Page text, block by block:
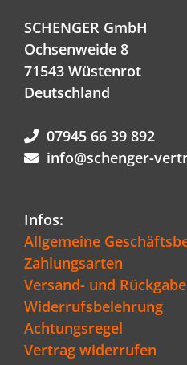
SCHENGER GmbH
Ochsenweide 8
71543 Wüstenrot
Deutschland
07945 66 39 892
info@schenger-
Infos:
Allgemeine
Zahlungsarten
Versand- und
Widerrufsbelehrung
Achtungsregel
Vertrag widerrufen